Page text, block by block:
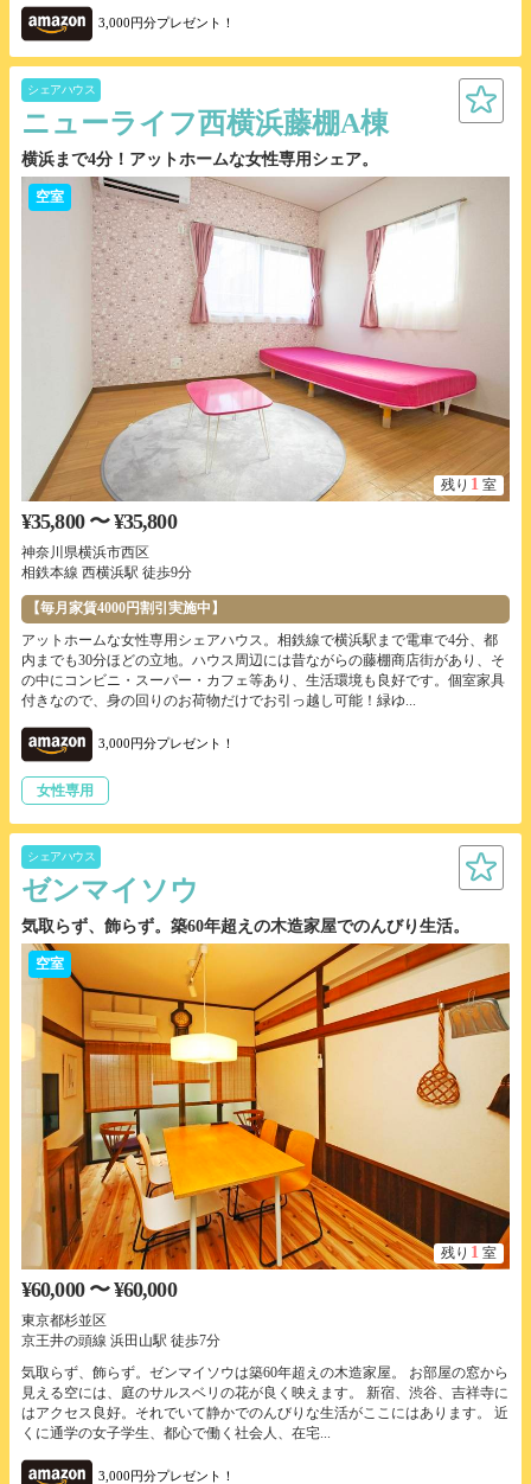
3,000円分プレゼント！
シェアハウス
ニューライフ西横浜藤棚A棟
横浜まで4分！アットホームな女性専用シェア。
空室
残り 1 室
¥35,800 〜 ¥35,800
神奈川県横浜市西区
相鉄本線 西横浜駅 徒歩9分
【毎月家賃4000円割引実施中】
アットホームな女性専用シェアハウス。相鉄線で横浜駅まで電車で4分、都
内までも30分ほどの立地。ハウス周辺には昔ながらの藤棚商店街があり、そ
の中にコンビニ・スーパー・カフェ等あり、生活環境も良好です。個室家具
付きなので、身の回りのお荷物だけでお引っ越し可能！緑ゆ...
3,000円分プレゼント！
女性専用
シェアハウス
ゼンマイソウ
気取らず、飾らず。築60年超えの木造家屋でのんびり生活。
空室
残り 1 室
¥60,000 〜 ¥60,000
東京都杉並区
京王井の頭線 浜田山駅 徒歩7分
気取らず、飾らず。ゼンマイソウは築60年超えの木造家屋。 お部屋の窓から
見える空には、庭のサルスベリの花が良く映えます。 新宿、渋谷、吉祥寺に
はアクセス良好。それでいて静かでのんびりな生活がここにはあります。 近
くに通学の女子学生、都心で働く社会人、在宅...
3,000円分プレゼント！